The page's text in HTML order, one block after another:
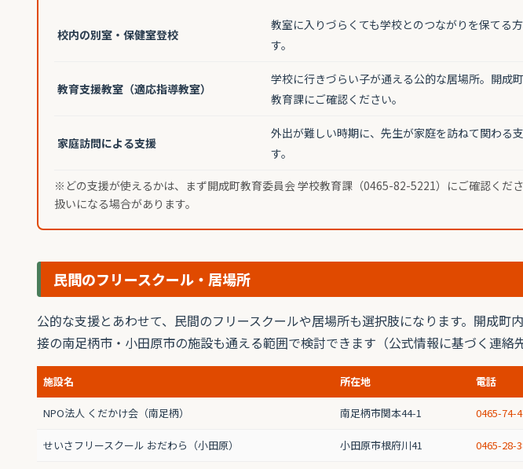
校内の別室・保健室登校
教室に入りづらくても学校とのつながりを保てる
す。
教育支援教室（適応指導教室）
学校に行きづらい子が通える公的な居場所。開成
教育課にご確認ください。
家庭訪問による支援
外出が難しい時期に、先生が家庭を訪ねて関わる
す。
※どの支援が使えるかは、まず開成町教育委員会 学校教育課（0465-82-5221）にご確認くだ
扱いになる場合があります。
民間のフリースクール・居場所
公的な支援とあわせて、民間のフリースクールや居場所も選択肢になります。開成町
接の南足柄市・小田原市の施設も通える範囲で検討できます（公式情報に基づく連絡
施設名 所在地 電話
NPO法人 くだかけ会（南足柄） 南足柄市関本44-1 0465-74-
せいさフリースクール おだわら（小田原） 小田原市根府川41 0465-28-